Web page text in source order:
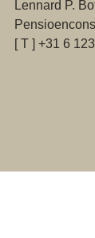
Lennard P.
[ T ] +31 6